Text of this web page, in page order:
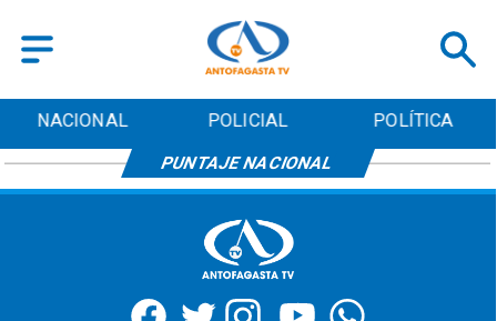
NACIONAL POLICIAL POLÍTICA
PUNTAJE NACIONAL